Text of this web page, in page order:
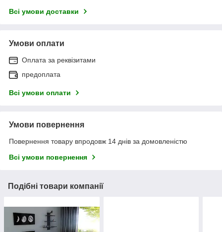
Всі умови доставки
Умови оплати
Оплата за реквізитами
предоплата
Всі умови оплати
Умови повернення
Повернення товару впродовж 14 днів за домовленістю
Всі умови повернення
Подібні товари компанії